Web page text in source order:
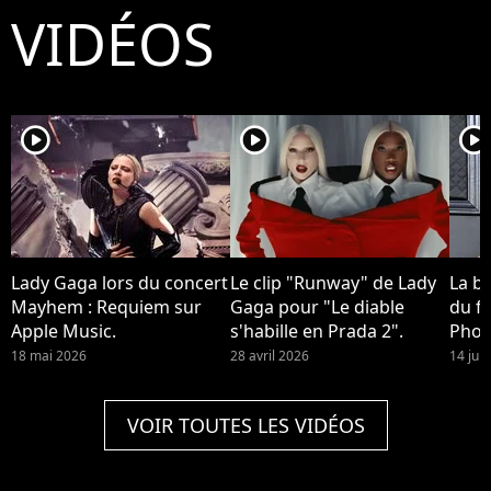
VIDÉOS
player2
Lady Gaga lors du concert
Mayhem : Requiem sur
Apple Music.
18 mai 2026
player2
Le clip "Runway" de Lady
Gaga pour "Le diable
s'habille en Prada 2".
28 avril 2026
player2
La
du
14
VOIR TOUTES LES VIDÉOS